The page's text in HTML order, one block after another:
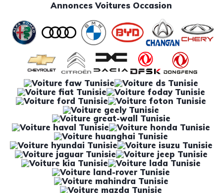
Annonces Voitures Occasion